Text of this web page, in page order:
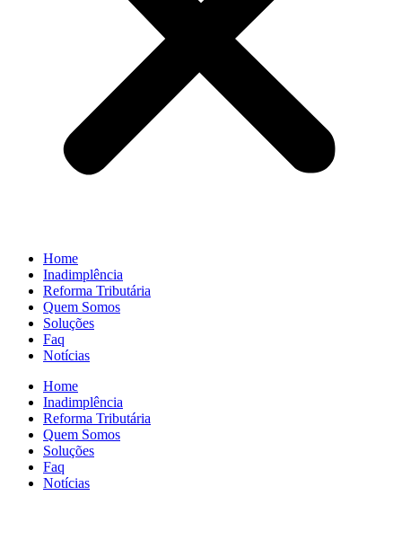
Home
Inadimplência
Reforma Tributária
Quem Somos
Soluções
Faq
Notícias
Home
Inadimplência
Reforma Tributária
Quem Somos
Soluções
Faq
Notícias